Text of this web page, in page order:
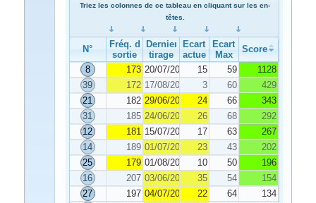
Triez les colonnes de ce tableau en cliquant sur les en-
têtes.
N°
Fréq. de
sortie
Dernier
tirage
Ecart
actuel
Ecart
Max
Score
8
173 20/07/2020 15 59
1128
39
172 17/08/2020 3 60
429
21
182 29/06/2020 24 66
343
31
185 24/06/2020 26 68
292
12
181 15/07/2020 17 63
267
14
189 01/07/2020 23 43
202
25
179 01/08/2020 10 50
196
16
207 03/06/2020 35 54
154
27
197 04/07/2020 22 64
134